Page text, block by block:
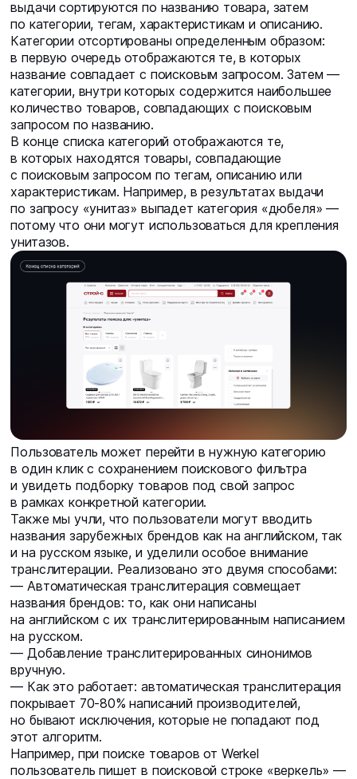
выдачи сортируются по названию товара, затем
по категории, тегам, характеристикам и описанию.
Категории отсортированы определенным образом:
в первую очередь отображаются те, в которых
название совпадает с поисковым запросом. Затем —
категории, внутри которых содержится наибольшее
количество товаров, совпадающих с поисковым
запросом по названию.
В конце списка категорий отображаются те,
в которых находятся товары, совпадающие
с поисковым запросом по тегам, описанию или
характеристикам. Например, в результатах выдачи
по запросу «унитаз» выпадет категория «дюбеля» —
потому что они могут использоваться для крепления
унитазов.
Пользователь может перейти в нужную категорию
в один клик с сохранением поискового фильтра
и увидеть подборку товаров под свой запрос
в рамках конкретной категории.
Также мы учли, что пользователи могут вводить
названия зарубежных брендов как на английском, так
и на русском языке, и уделили особое внимание
транслитерации. Реализовано это двумя способами:
— Автоматическая транслитерация совмещает
названия брендов: то, как они написаны
на английском с их транслитерированным написанием
на русском.
— Добавление транслитерированных синонимов
вручную.
— Как это работает: автоматическая транслитерация
покрывает 70-80% написаний производителей,
но бывают исключения, которые не попадают под
этот алгоритм.
Например, при поиске товаров от Werkel
пользователь пишет в поисковой строке «веркель» —